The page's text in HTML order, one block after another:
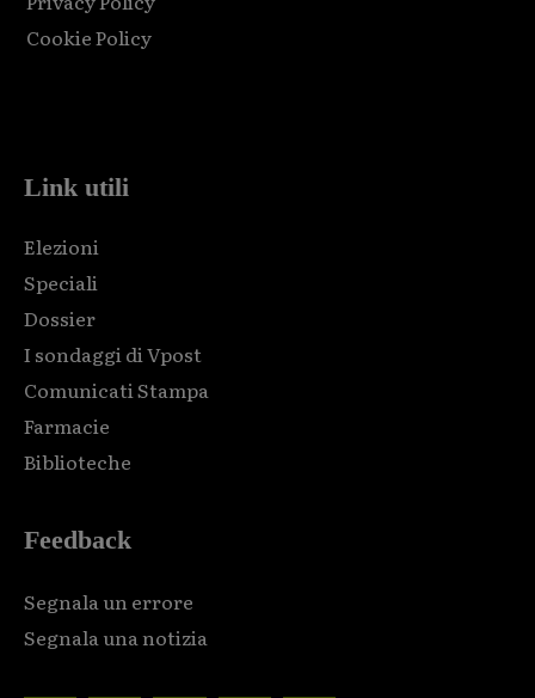
Cookie Policy
Link utili
Elezioni
Speciali
Dossier
I sondaggi di Vpost
Comunicati Stampa
Farmacie
Biblioteche
Feedback
Segnala un errore
Segnala una notizia